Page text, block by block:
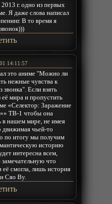
2013 г. одно из первых
Я даже слова написал
В то время я
14:11:57
это аниме "Можно ли
нежные чувства к
звонка". Если взять
её мира и пропустить
«Селектор: Заражение
ТВ-1 чтобы она
в нашем мире, не имея
движимая чьей-то
по итогу мы получим
историю
интересна всем,
замечательную что
её смогла, лишь история
Сяо Ву.